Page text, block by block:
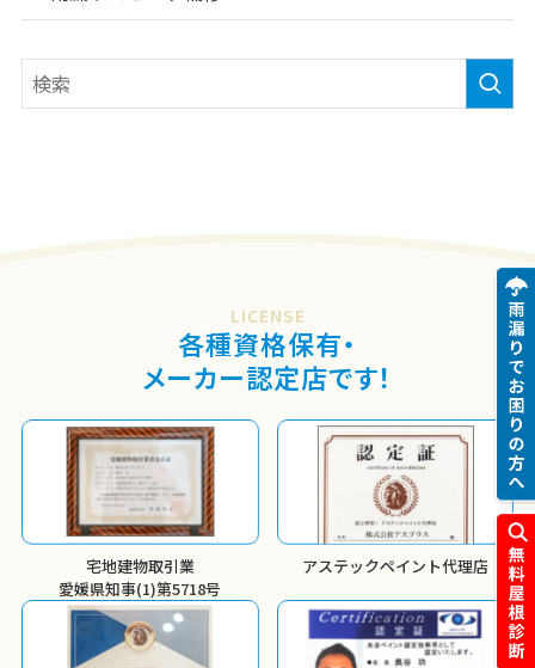
LICENSE
各種資格保有・
メーカー認定店です！
宅地建物取引業
愛媛県知事(1)第5718号
アステックペイント代理店